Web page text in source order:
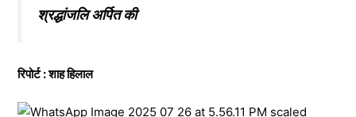
श्रद्धांजलि अर्पित की
रिपोर्ट : शाह हिलाल